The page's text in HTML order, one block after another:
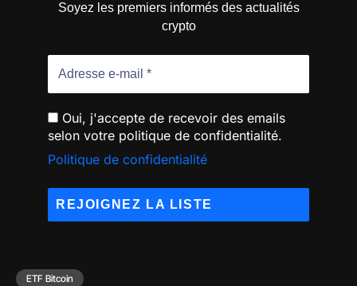
Soyez les premiers informés des actualités
crypto
Oui, j'accepte de recevoir des emails
selon votre politique de confidentialité.
Politique de confidentialité
ETF Bitcoin